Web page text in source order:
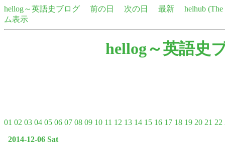
hellog～英語史ブログ 前の日 次の日 最新
helhub
ム表示
hellog～英語史
01 02 03 04 05 06 07 08 09 10 11 12 13 14 15 16 17 18 19 20 21 22
2014-12-06 Sat